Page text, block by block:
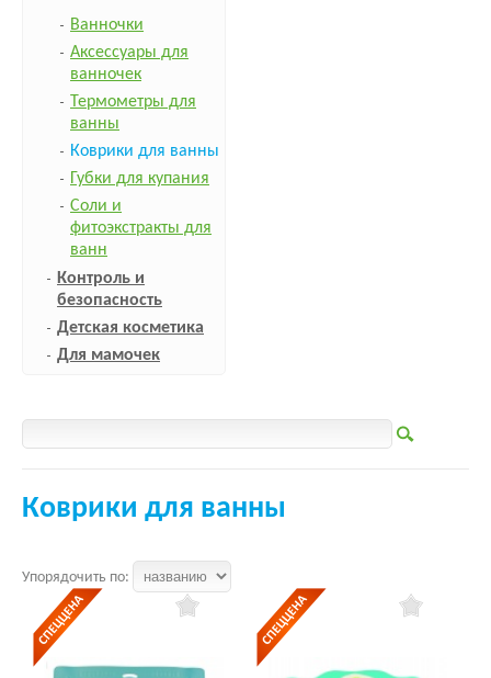
Ванночки
Аксессуары для
ванночек
Термометры для
ванны
Коврики для ванны
Губки для купания
Соли и
фитоэкстракты для
ванн
Контроль и
безопасность
Детская косметика
Для мамочек
Коврики для ванны
Упорядочить по: